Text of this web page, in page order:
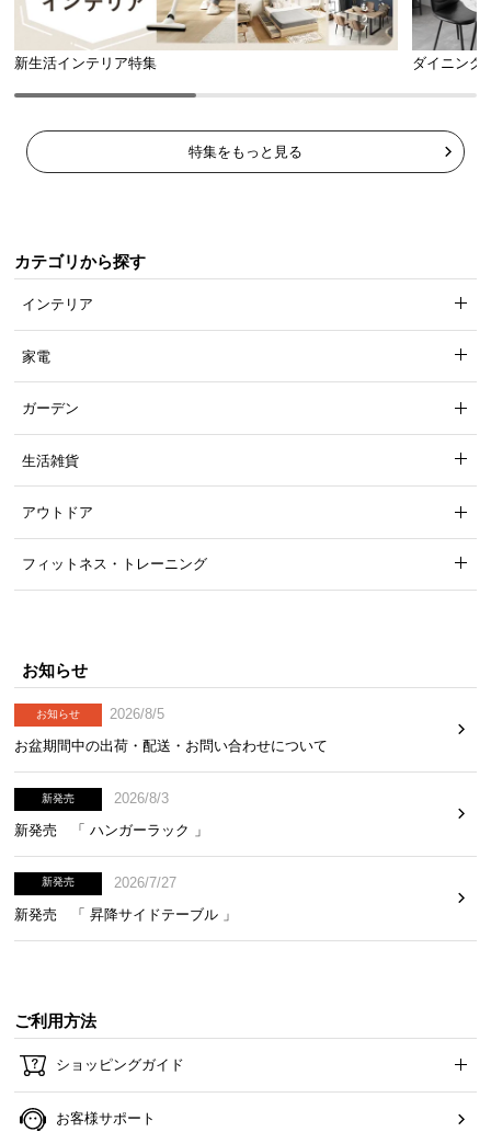
新生活インテリア特集 ダイニング
特集をもっと見る
カテゴリから探す
インテリア
家電
ガーデン
生活雑貨
アウトドア
フィットネス・トレーニング
お知らせ
お知らせ
2026/8/5
お盆期間中の出荷・配送・お問い合わせについて
新発売
2026/8/3
新発売 「 ハンガーラック 」
新発売
2026/7/27
新発売 「 昇降サイドテーブル 」
ご利用方法
ショッピングガイド
お客様サポート